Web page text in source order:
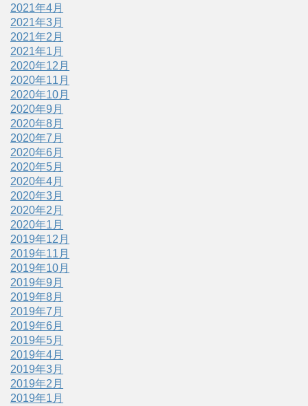
2021年4月
2021年3月
2021年2月
2021年1月
2020年12月
2020年11月
2020年10月
2020年9月
2020年8月
2020年7月
2020年6月
2020年5月
2020年4月
2020年3月
2020年2月
2020年1月
2019年12月
2019年11月
2019年10月
2019年9月
2019年8月
2019年7月
2019年6月
2019年5月
2019年4月
2019年3月
2019年2月
2019年1月